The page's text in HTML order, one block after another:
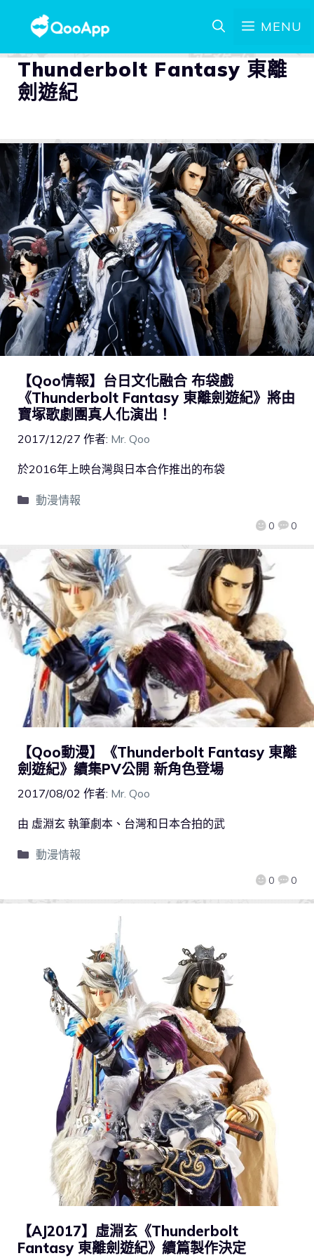
MENU
Thunderbolt Fantasy 東離
劍遊紀
【Qoo情報】台日文化融合 布袋戲
《Thunderbolt Fantasy 東離劍遊紀》將由
寶塚歌劇團真人化演出！
2017/12/27 作者: Mr. Qoo
0 0
於2016年上映台灣與日本合作推出的布袋
動漫情報
【Qoo動漫】《Thunderbolt Fantasy 東離
劍遊紀》續集PV公開 新角色登場
2017/08/02 作者: Mr. Qoo
0 0
由 虛淵玄 執筆劇本、台灣和日本合拍的武
動漫情報
【AJ2017】虛淵玄《Thunderbolt
Fantasy 東離劍遊紀》續篇製作決定